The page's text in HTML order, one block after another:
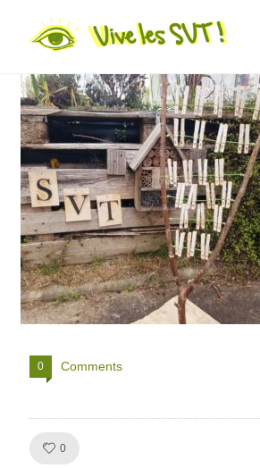
cayotype SVT 3eme
0 Comments
0